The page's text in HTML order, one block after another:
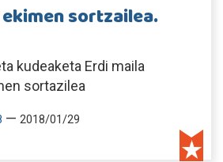
sortzailea.
kudeaketa Erdi maila
sortazilea
— 2018/01/29